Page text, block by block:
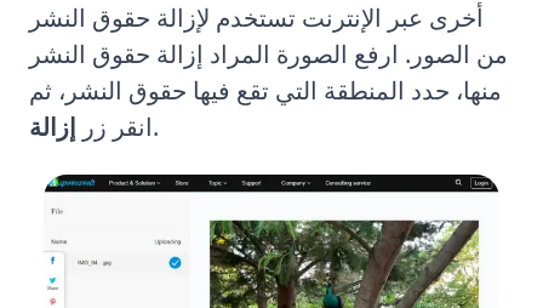
أخرى عبر الإنترنت تستخدم لإزالة حقوق النشر
من الصور. ارفع الصورة المراد إزالة حقوق النشر
منها، حدد المنطقة التي تقع فيها حقوق النشر، ثم
انقر زر إزالة .